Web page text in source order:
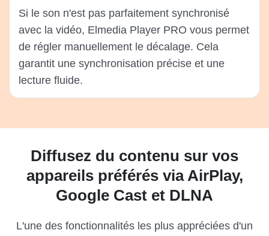
Si le son n'est pas parfaitement synchronisé
avec la vidéo, Elmedia Player PRO vous permet
de régler manuellement le décalage. Cela
garantit une synchronisation précise et une
lecture fluide.
Diffusez du contenu sur vos
appareils préférés via AirPlay,
Google Cast et DLNA
L'une des fonctionnalités les plus appréciées d'un